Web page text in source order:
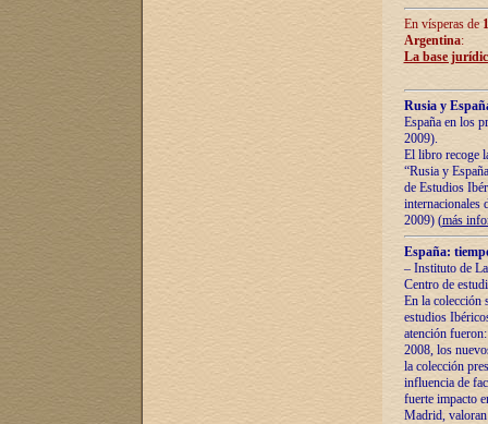
En vísperas de
Argentina:
La base
Rusia y
España en los
2009).
El libro recoge
“Rusia y
de Estudios
internacionales
2009) (más
España:
– Instituto de
Centro de
En la colección
estudios
atención
2008, los
la colección
influencia de
fuerte impacto
Madrid,